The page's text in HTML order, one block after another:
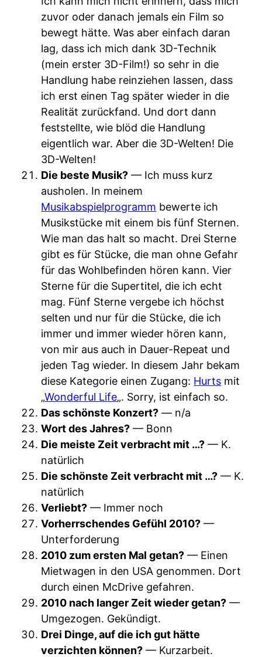
zuvor oder danach jemals ein Film so
bewegt hätte. Was aber einfach daran
lag, dass ich mich dank 3D-Technik
(mein erster 3D-Film!) so sehr in die
Handlung habe reinziehen lassen, dass
ich erst einen Tag später wieder in die
Realität zurückfand. Und dort dann
feststellte, wie blöd die Handlung
eigentlich war. Aber die 3D-Welten! Die
3D-Welten!
Die beste Musik? — Ich muss kurz
ausholen. In meinem
Musikabspielprogramm bewerte ich
Musikstücke mit einem bis fünf Sternen.
Wie man das halt so macht. Drei Sterne
gibt es für Stücke, die man ohne Gefahr
für das Wohlbefinden hören kann. Vier
Sterne für die Supertitel, die ich echt
mag. Fünf Sterne vergebe ich höchst
selten und nur für die Stücke, die ich
immer und immer wieder hören kann,
von mir aus auch in Dauer-Repeat und
jeden Tag wieder. In diesem Jahr bekam
diese Kategorie einen Zugang: Hurts mit
„Wonderful Life„. Sorry, ist einfach so.
Das schönste Konzert? — n/a
Wort des Jahres? — Bonn
Die meiste Zeit verbracht mit …? — K.
natürlich
Die schönste Zeit verbracht mit …? — K.
natürlich
Verliebt? — Immer noch
Vorherrschendes Gefühl 2010? —
Unterforderung
2010 zum ersten Mal getan? — Einen
Mietwagen in den USA genommen. Dort
durch einen McDrive gefahren.
2010 nach langer Zeit wieder getan? —
Umgezogen. Gekündigt.
Drei Dinge, auf die ich gut hätte
verzichten können? — Kurzarbeit.